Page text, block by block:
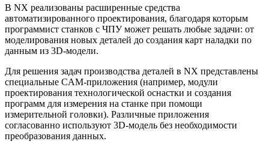
В NX реализованы расширенные средства
автоматизированного проектирования, благодаря которым
программист станков с ЧПУ может решать любые задачи: от
моделирования новых деталей до создания карт наладки по
данным из 3D-модели.
Для решения задач производства деталей в NX представлены
специальные CAM-приложения (например, модули
проектирования технологической оснастки и создания
программ для измерения на станке при помощи
измерительной головки). Различные приложения
согласованно используют 3D-модель без необходимости
преобразования данных.